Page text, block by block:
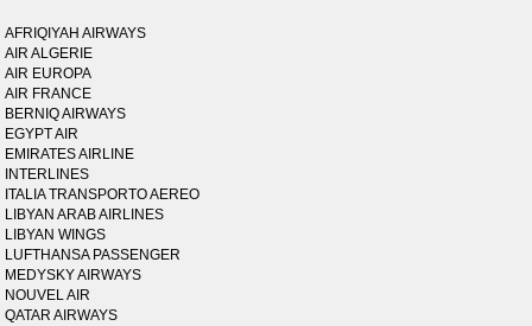
AFRIQIYAH AIRWAYS
AIR ALGERIE
AIR EUROPA
AIR FRANCE
BERNIQ AIRWAYS
EGYPT AIR
EMIRATES AIRLINE
INTERLINES
ITALIA TRANSPORTO AEREO
LIBYAN ARAB AIRLINES
LIBYAN WINGS
LUFTHANSA PASSENGER
MEDYSKY AIRWAYS
NOUVEL AIR
QATAR AIRWAYS